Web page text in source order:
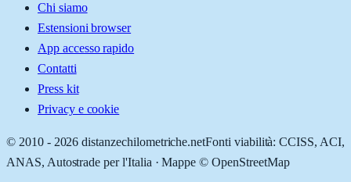
Chi siamo
Estensioni browser
App accesso rapido
Contatti
Press kit
Privacy e cookie
© 2010 - 2026 distanzechilometriche.netFonti viabilità: CCISS, ACI,
ANAS, Autostrade per l'Italia · Mappe © OpenStreetMap